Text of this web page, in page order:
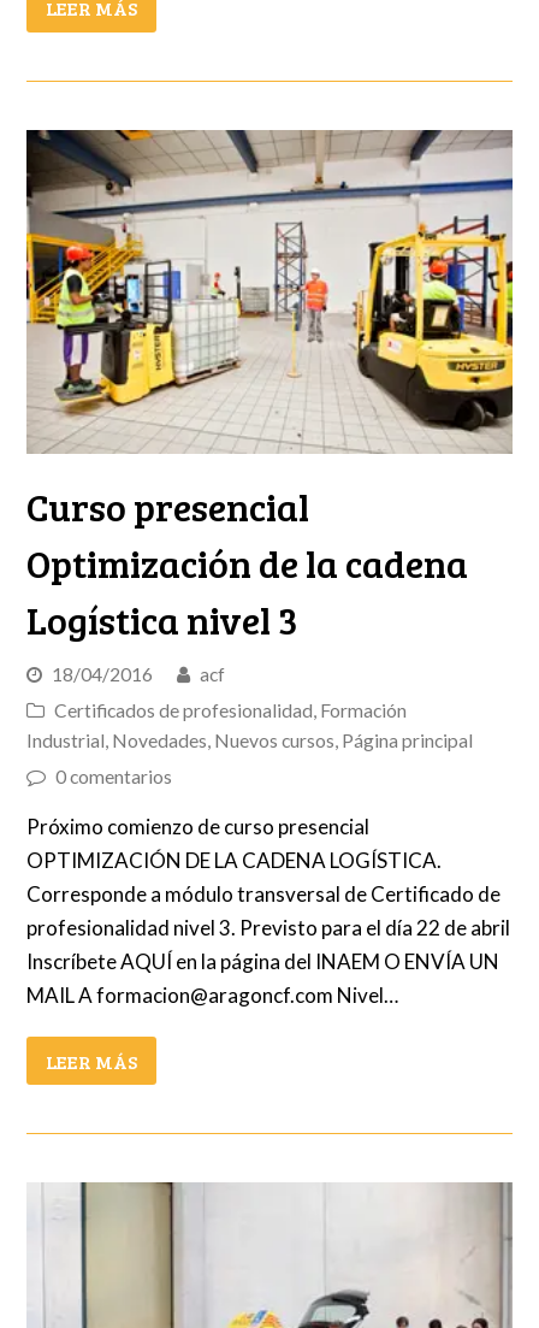
LEER MÁS
Curso presencial
Optimización de la cadena
Logística nivel 3
18/04/2016
acf
Certificados de profesionalidad, Formación
Industrial, Novedades, Nuevos cursos, Página principal
0 comentarios
Próximo comienzo de curso presencial
OPTIMIZACIÓN DE LA CADENA LOGÍSTICA.
Corresponde a módulo transversal de Certificado de
profesionalidad nivel 3. Previsto para el día 22 de abril
Inscríbete AQUÍ en la página del INAEM O ENVÍA UN
MAIL A formacion@aragoncf.com Nivel…
LEER MÁS